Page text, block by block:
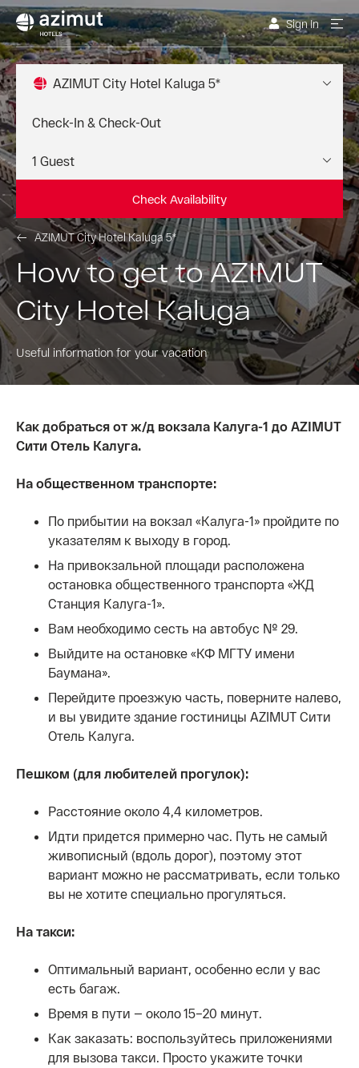
Sign In
AZIMUT City Hotel Kaluga 5*
Check Availability
AZIMUT City Hotel Kaluga 5*
How to get to AZIMUT
City Hotel Kaluga
Useful information for your vacation
Как добраться от ж/д вокзала Калуга-1 до AZIMUT
Сити Отель Калуга.
На общественном транспорте:
По прибытии на вокзал «Калуга-1» пройдите по
указателям к выходу в город.
На привокзальной площади расположена
остановка общественного транспорта «ЖД
Станция Калуга-1».
Вам необходимо сесть на автобус № 29.
Выйдите на остановке «КФ МГТУ имени
Баумана».
Перейдите проезжую часть, поверните налево,
и вы увидите здание гостиницы AZIMUT Сити
Отель Калуга.
Пешком (для любителей прогулок):
Расстояние около 4,4 километров.
Идти придется примерно час. Путь не самый
живописный (вдоль дорог), поэтому этот
вариант можно не рассматривать, если только
вы не хотите специально прогуляться.
На такси:
Оптимальный вариант, особенно если у вас
есть багаж.
Время в пути — около 15–20 минут.
Как заказать: воспользуйтесь приложениями
для вызова такси. Просто укажите точки